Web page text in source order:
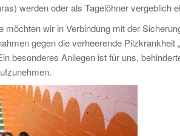
werden oder als Tagelöhner vergeblich
wir in Verbindung mit der
gegen die verheerende Pilzkrankheit
besonderes Anliegen ist für uns,